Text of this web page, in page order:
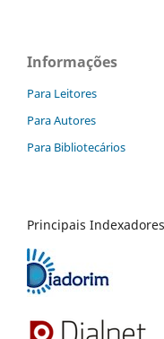
Informações
Para Leitores
Para Autores
Para Bibliotecários
Principais Indexadores